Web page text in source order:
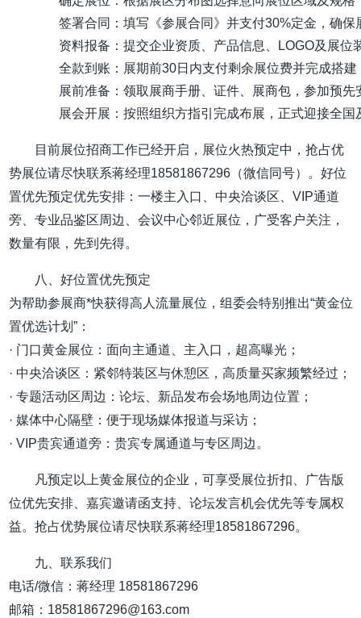
签署合同：填写《参展合同》并支付30%定金，确保
资料报备：提交企业资质、产品信息、LOGO及展位
全款到账：展期前30日内支付剩余展位费并完成搭建
展前准备：领取展商手册、证件、展商包，参加预
展会开展：按照组织方指引完成布展，正式迎接全国
目前展位招商工作已经开启，展位火热预定中，抢占优
势展位请尽快联系蒋经理18581867296（微信同号）。好位
置优先预定优先安排：一楼主入口、中央洽谈区、VIP通道
旁、专业品鉴区周边、会议中心邻近展位，广受客户关注，
数量有限，先到先得。
八、好位置优先预定
为帮助参展商*快获得高人流量展位，组委会特别推出“黄金位
置优选计划”：
· 门口黄金展位：面向主通道、主入口，超高曝光；
· 中央洽谈区：紧邻特装区与休憩区，高质量买家频繁经过；
· 专题活动区周边：论坛、新品发布会场地周边位置；
· 媒体中心隔壁：便于现场媒体报道与采访；
· VIP贵宾通道旁：贵宾专属通道与专区周边。
凡预定以上黄金展位的企业，可享受展位折扣、广告版
位优先安排、嘉宾邀请函支持、论坛发言机会优先等专属权
益。抢占优势展位请尽快联系蒋经理18581867296。
九、联系我们
电话/微信：蒋经理 18581867296
邮箱：18581867296@163.com